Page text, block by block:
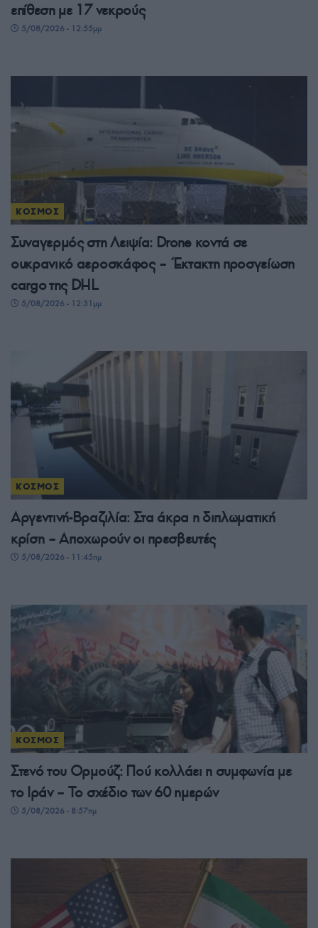
επίθεση με 17 νεκρούς
5/08/2026 - 12:55μμ
ΚΟΣΜΟΣ
Συναγερμός στη Λειψία: Drone κοντά σε
ουκρανικό αεροσκάφος – Έκτακτη προσγείωση
cargo της DHL
5/08/2026 - 12:31μμ
ΚΟΣΜΟΣ
Αργεντινή-Βραζιλία: Στα άκρα η διπλωματική
κρίση – Αποχωρούν οι πρεσβευτές
5/08/2026 - 11:45πμ
ΚΟΣΜΟΣ
Στενό του Ορμούζ: Πού κολλάει η συμφωνία με
το Ιράν – Το σχέδιο των 60 ημερών
5/08/2026 - 8:57πμ